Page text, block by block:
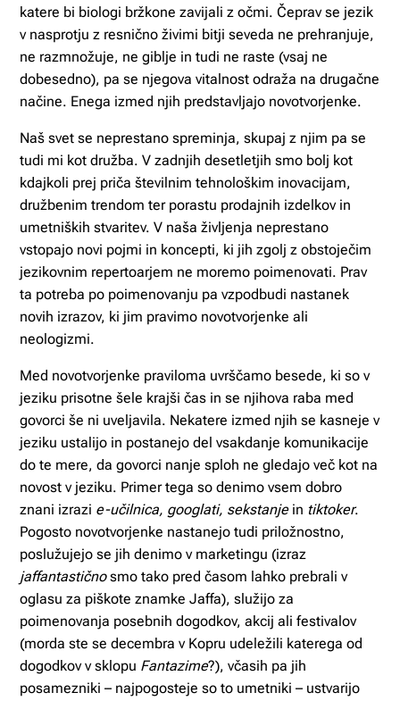
katere bi biologi bržkone zavijali z očmi. Čeprav se jezik
v nasprotju z resnično živimi bitji seveda ne prehranjuje,
ne razmnožuje, ne giblje in tudi ne raste (vsaj ne
dobesedno), pa se njegova vitalnost odraža na drugačne
načine. Enega izmed njih predstavljajo novotvorjenke.
Naš svet se neprestano spreminja, skupaj z njim pa se
tudi mi kot družba. V zadnjih desetletjih smo bolj kot
kdajkoli prej priča številnim tehnološkim inovacijam,
družbenim trendom ter porastu prodajnih izdelkov in
umetniških stvaritev. V naša življenja neprestano
vstopajo novi pojmi in koncepti, ki jih zgolj z obstoječim
jezikovnim repertoarjem ne moremo poimenovati. Prav
ta potreba po poimenovanju pa vzpodbudi nastanek
novih izrazov, ki jim pravimo novotvorjenke ali
neologizmi.
Med novotvorjenke praviloma uvrščamo besede, ki so v
jeziku prisotne šele krajši čas in se njihova raba med
govorci še ni uveljavila. Nekatere izmed njih se kasneje v
jeziku ustalijo in postanejo del vsakdanje komunikacije
do te mere, da govorci nanje sploh ne gledajo več kot na
novost v jeziku. Primer tega so denimo vsem dobro
znani izrazi e-učilnica, googlati, sekstanje in tiktoker.
Pogosto novotvorjenke nastanejo tudi priložnostno,
poslužujejo se jih denimo v marketingu (izraz
jaffantastičnosmo tako pred časom lahko prebrali v
oglasu za piškote znamke Jaffa), služijo za
poimenovanja posebnih dogodkov, akcij ali festivalov
(morda ste se decembra v Kopru udeležili katerega od
dogodkov v sklopu Fantazime?), včasih pa jih
posamezniki – najpogosteje so to umetniki – ustvarijo